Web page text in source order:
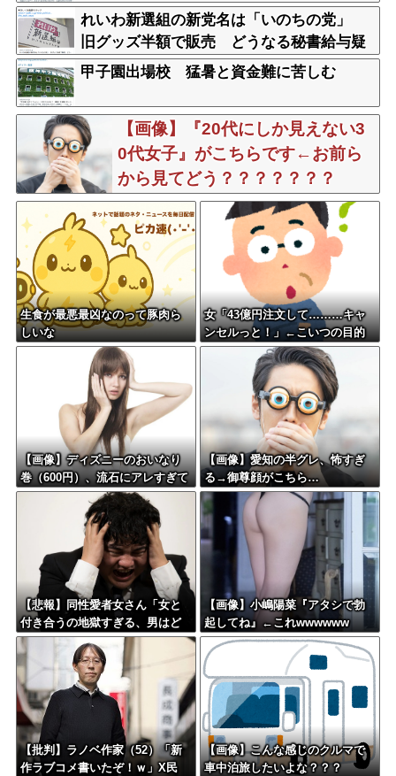
れいわ新選組の新党名は「いのちの党」
旧グッズ半額で販売 どうなる秘書給与疑
惑
甲子園出場校 猛暑と資金難に苦しむ
【画像】『20代にしか見えない3
0代女子』がこちらです←お前ら
から見てどう？？？？？？？
生食が最悪最凶なのって豚肉ら
しいな
女「43億円注文して………キャ
ンセルっと！」←こいつの目的
【画像】ディズニーのおいなり
巻（600円）、流石にアレすぎて
賛否両論の大炎上をしてしまうw
w w w w w w
【画像】愛知の半グレ、怖すぎ
る→御尊顔がこちら…
【悲報】同性愛者女さん「女と
付き合うの地獄すぎる、男はど
うやって耐えてんの？」←コレ
は同意せざるおえないと話題に
【画像】小嶋陽菜『アタシで勃
起してね』←これwwwwww
【批判】ラノベ作家（52）「新
作ラブコメ書いたぞ！ｗ」X民
【画像】こんな感じのクルマで
車中泊旅したいよな？？？